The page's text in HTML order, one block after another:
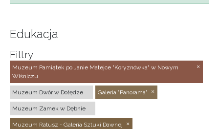
Edukacja
Filtry
Muzeum Pamiątek po Janie Matejce "Koryznówka" w Nowym
Wiśniczu
Muzeum Dwór w Dołędze Galeria "Panorama"
Muzeum Zamek w Dębnie
Muzeum Ratusz - Galeria Sztuki Dawnej